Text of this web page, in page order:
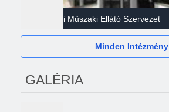
Gazdasági Műszaki Ellátó Szervezet
Minden Intézmény
GALÉRIA